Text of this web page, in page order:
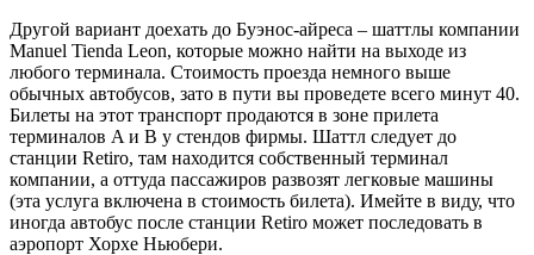
Другой вариант доехать до Буэнос-айреса – шаттлы компании
Manuel Tienda Leon, которые можно найти на выходе из
любого терминала. Стоимость проезда немного выше
обычных автобусов, зато в пути вы проведете всего минут 40.
Билеты на этот транспорт продаются в зоне прилета
терминалов A и B у стендов фирмы. Шаттл следует до
станции Retiro, там находится собственный терминал
компании, а оттуда пассажиров развозят легковые машины
(эта услуга включена в стоимость билета). Имейте в виду, что
иногда автобус после станции Retiro может последовать в
аэропорт Хорхе Ньюбери.